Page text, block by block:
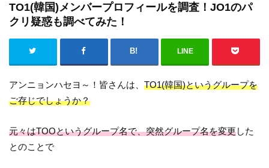
TO1(韓国)メンバープロフィールを調査！JO1のパ
クリ疑惑も調べてみた！
LINE
アンニョンハセヨ～！皆さんは、TO1(韓国)というグループを
ご存じでしょうか？
元々はTOOというグループ名で、突然グループ名を変更した
とのことで